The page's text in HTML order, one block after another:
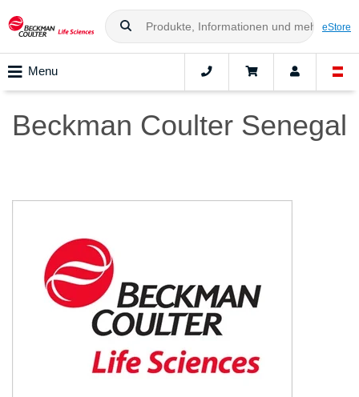
eStore
Menu
Beckman Coulter Senegal